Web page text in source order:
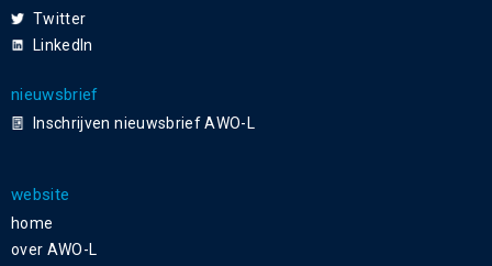
Twitter
LinkedIn
nieuwsbrief
Inschrijven nieuwsbrief AWO-L
website
home
over AWO-L